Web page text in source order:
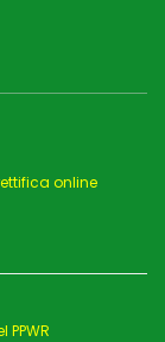
online